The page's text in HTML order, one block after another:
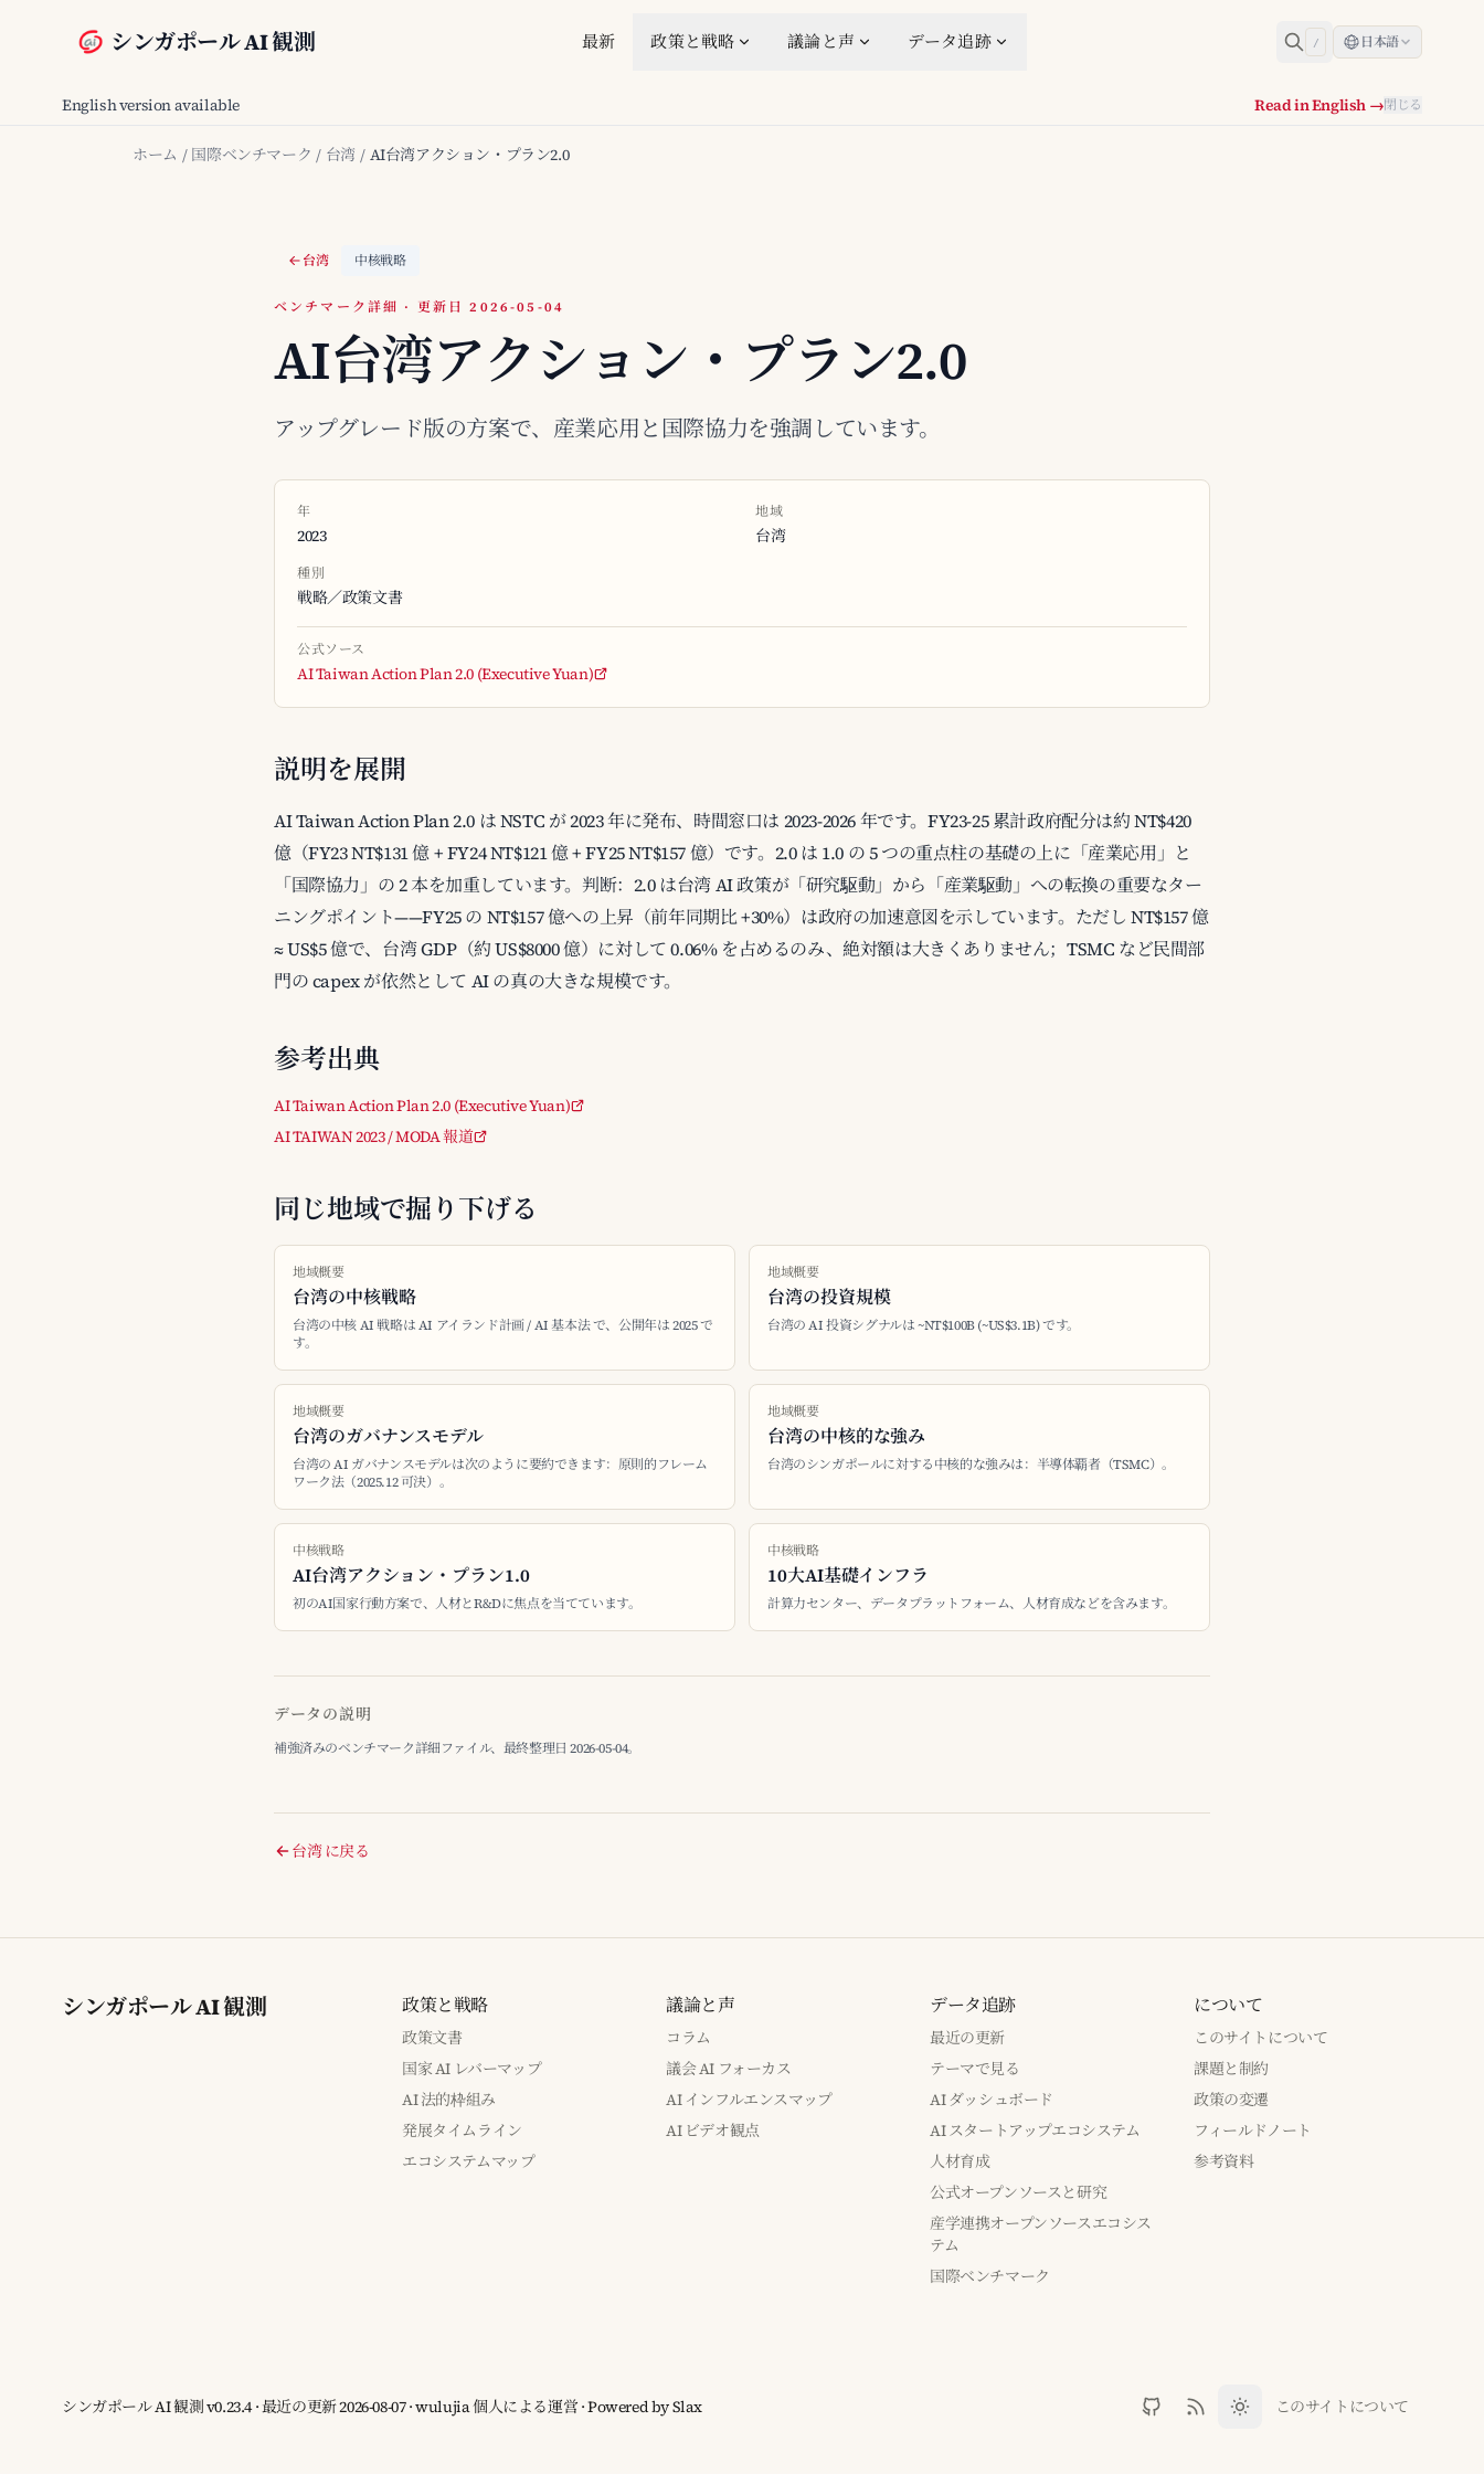
シンガポール AI 観測 最新 政策と戦略 議論と声 データ追跡 / 日本語
English version available Read in English →閉じる
ホーム / 国際ベンチマーク / 台湾 / AI台湾アクション・プラン2.0
台湾 中核戦略
ベンチマーク詳細 · 更新日 2026-05-04
AI台湾アクション・プラン2.0
アップグレード版の方案で、産業応用と国際協力を強調しています。
年
2023
地域
台湾
種別
戦略／政策文書
公式ソース
AI Taiwan Action Plan 2.0 (Executive Yuan)
説明を展開
AI Taiwan Action Plan 2.0 は NSTC が 2023 年に発布、時間窓口は 2023-2026 年です。FY23-25 累計政府配分は約 NT$420
億（FY23 NT$131 億 + FY24 NT$121 億 + FY25 NT$157 億）です。2.0 は 1.0 の 5 つの重点柱の基礎の上に「産業応用」と
「国際協力」の 2 本を加重しています。判断：2.0 は台湾 AI 政策が「研究駆動」から「産業駆動」への転換の重要なター
ニングポイント——FY25 の NT$157 億への上昇（前年同期比 +30%）は政府の加速意図を示しています。ただし NT$157 億
≈ US$5 億で、台湾 GDP（約 US$8000 億）に対して 0.06% を占めるのみ、絶対額は大きくありません；TSMC など民間部
門の capex が依然として AI の真の大きな規模です。
参考出典
AI Taiwan Action Plan 2.0 (Executive Yuan)
AI TAIWAN 2023 / MODA 報道
同じ地域で掘り下げる
地域概要
台湾の中核戦略
台湾の中核 AI 戦略は AI アイランド計画 / AI 基本法 で、公開年は 2025 で
す。
地域概要
台湾の投資規模
台湾の AI 投資シグナルは ~NT$100B (~US$3.1B) です。
地域概要
台湾のガバナンスモデル
台湾の AI ガバナンスモデルは次のように要約できます：原則的フレーム
ワーク法（2025.12 可決）。
地域概要
台湾の中核的な強み
台湾のシンガポールに対する中核的な強みは：半導体覇者（TSMC）。
中核戦略
AI台湾アクション・プラン1.0
初のAI国家行動方案で、人材とR&Dに焦点を当てています。
中核戦略
10大AI基礎インフラ
計算力センター、データプラットフォーム、人材育成などを含みます。
データの説明
補強済みのベンチマーク詳細ファイル、最終整理日 2026-05-04。
台湾 に戻る
シンガポール AI 観測 政策と戦略
政策文書
国家 AI レバーマップ
AI 法的枠組み
発展タイムライン
エコシステムマップ
議論と声
コラム
議会 AI フォーカス
AI インフルエンスマップ
AI ビデオ観点
データ追跡
最近の更新
テーマで見る
AI ダッシュボード
AI スタートアップエコシステム
人材育成
公式オープンソースと研究
産学連携オープンソースエコシス
テム
国際ベンチマーク
について
このサイトについて
課題と制約
政策の変遷
フィールドノート
参考資料
このサイトについて
シンガポール AI 観測 v0.23.4 · 最近の更新 2026-08-07 · wulujia 個人による運営 · Powered bySlax